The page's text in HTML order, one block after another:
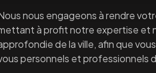
nous engageons à rendre
à profit notre expertise et
de la ville, afin que
personnels et professionnels